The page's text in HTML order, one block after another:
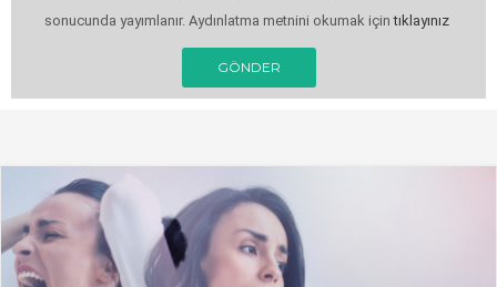
sonucunda yayımlanır. Aydınlatma metnini okumak içintıklayınız
GÖNDER